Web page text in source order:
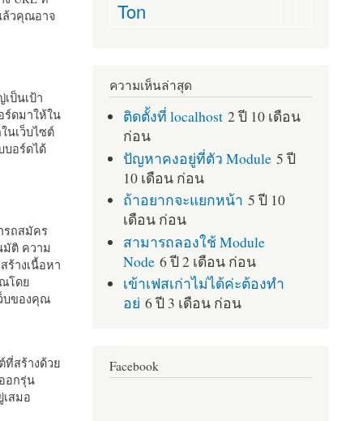
ล้วคุณอาจ
ป็นเป้า
ร์ดมาให้ใน
นเว็บไซต์
บอร์ดได้
รถสมัคร
มัติ ความ
ร้างเนื้อหา
ณโดย
บของคุณ
ที่สร้างด้วย
อกรุ่น
สมอ
Ton
ความเห็นล่าสุด
ติดตั้งที่ localhost 2 ปี 10 เดือน
ก่อน
ปัญหาคงอยู่ที่ตัว Module 5 ปี
10 เดือน ก่อน
ถ้าอยากจะแยกหน้า 5 ปี 10
เดือน ก่อน
สามารถลองใช้ Module
Node 6 ปี 2 เดือน ก่อน
เข้าเฟสเก่าไม่ได้ค่ะต้องทำ
อย่ 6 ปี 3 เดือน ก่อน
Facebook